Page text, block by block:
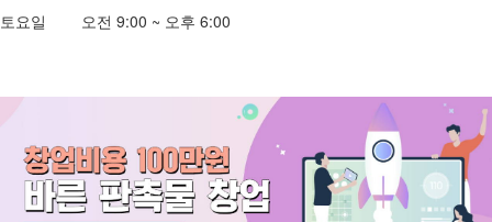
토요일 오전 9:00 ~ 오후 6:00